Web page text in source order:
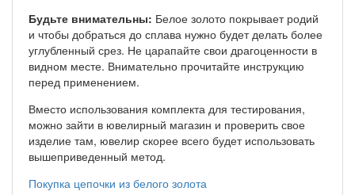
Будьте внимательны: Белое золото покрывает родий
и чтобы добраться до сплава нужно будет делать более
углубленный срез. Не царапайте свои драгоценности в
видном месте. Внимательно прочитайте инструкцию
перед применением.
Вместо использования комплекта для тестирования,
можно зайти в ювелирный магазин и проверить свое
изделие там, ювелир скорее всего будет использовать
вышеприведенный метод.
Покупка цепочки из белого золота